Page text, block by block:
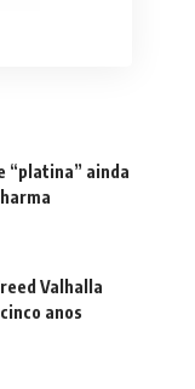
“platina” ainda
Valhalla
anos